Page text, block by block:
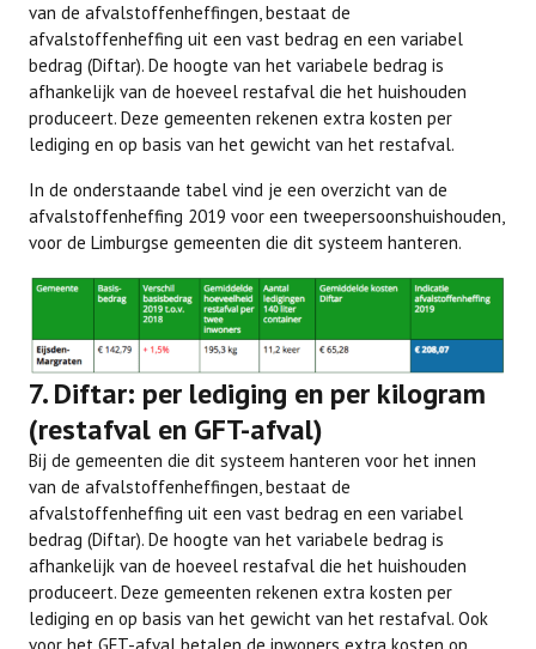
van de afvalstoffenheffingen, bestaat de
afvalstoffenheffing uit een vast bedrag en een variabel
bedrag (Diftar). De hoogte van het variabele bedrag is
afhankelijk van de hoeveel restafval die het huishouden
produceert. Deze gemeenten rekenen extra kosten per
lediging en op basis van het gewicht van het restafval.
In de onderstaande tabel vind je een overzicht van de
afvalstoffenheffing 2019 voor een tweepersoonshuishouden,
voor de Limburgse gemeenten die dit systeem hanteren.
7. Diftar: per lediging en per kilogram
(restafval en GFT-afval)
Bij de gemeenten die dit systeem hanteren voor het innen
van de afvalstoffenheffingen, bestaat de
afvalstoffenheffing uit een vast bedrag en een variabel
bedrag (Diftar). De hoogte van het variabele bedrag is
afhankelijk van de hoeveel restafval die het huishouden
produceert. Deze gemeenten rekenen extra kosten per
lediging en op basis van het gewicht van het restafval. Ook